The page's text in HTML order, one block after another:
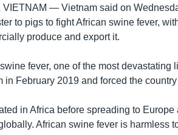
VIETNAM —Vietnam said on
to pigs to fight African swine fever,
produce and export it.
fever, one of the most devastating
in February 2019 and forced the
in Africa before spreading to
African swine fever is harmless